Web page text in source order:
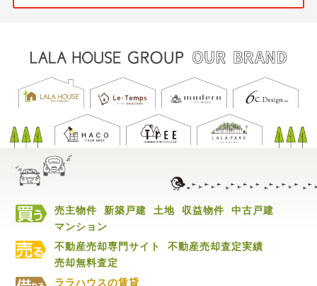
売主物件 新築戸建 土地 収益物件
中古戸建
マンション
不動産売却専門サイト
不動産売却査定実績
売却無料査定
ララハウスの賃貸